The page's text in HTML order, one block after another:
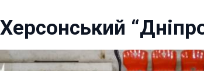
Херсонський